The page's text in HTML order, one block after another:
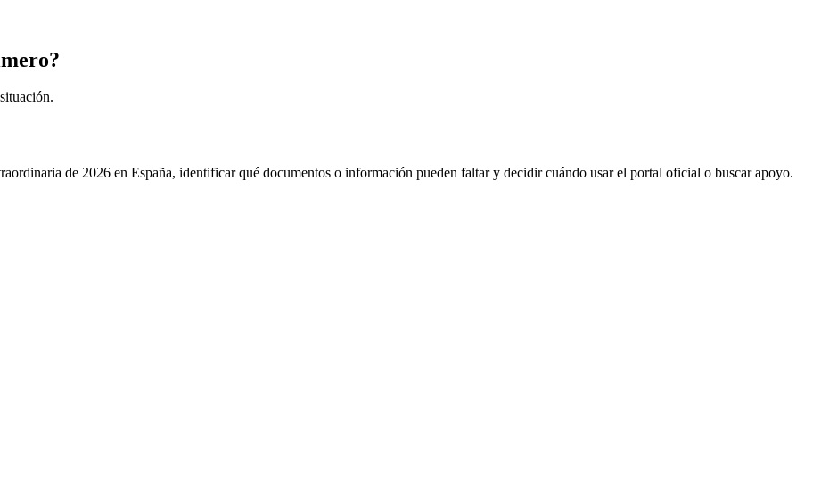
de 2026 en España, identificar qué documentos o información pueden faltar y decidir cuándo usar el portal oficial o buscar apoyo.